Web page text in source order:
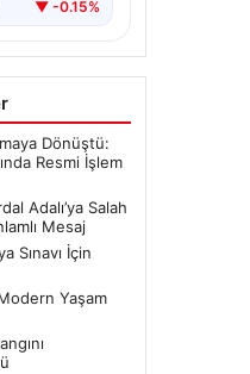
▼ -0.15%
Dönüştü:
Resmi İşlem
Adalı’ya Salah
Mesaj
Sınavı İçin
Yaşam